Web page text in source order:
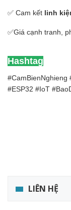
✅ Cam kết linh
✅Giá cạnh tranh,
Hashtag
#CamBienNghieng
#ESP32 #IoT
LIÊN HỆ